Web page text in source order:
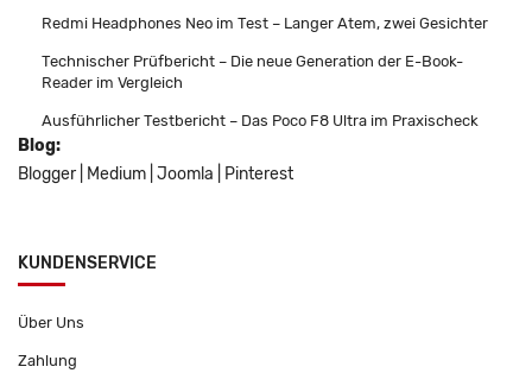
Redmi Headphones Neo im Test – Langer Atem, zwei Gesichter
Technischer Prüfbericht – Die neue Generation der E-Book-
Reader im Vergleich
Ausführlicher Testbericht – Das Poco F8 Ultra im Praxischeck
Blog:
Blogger
Medium Joomla Pinterest
KUNDENSERVICE
Über Uns
Zahlung